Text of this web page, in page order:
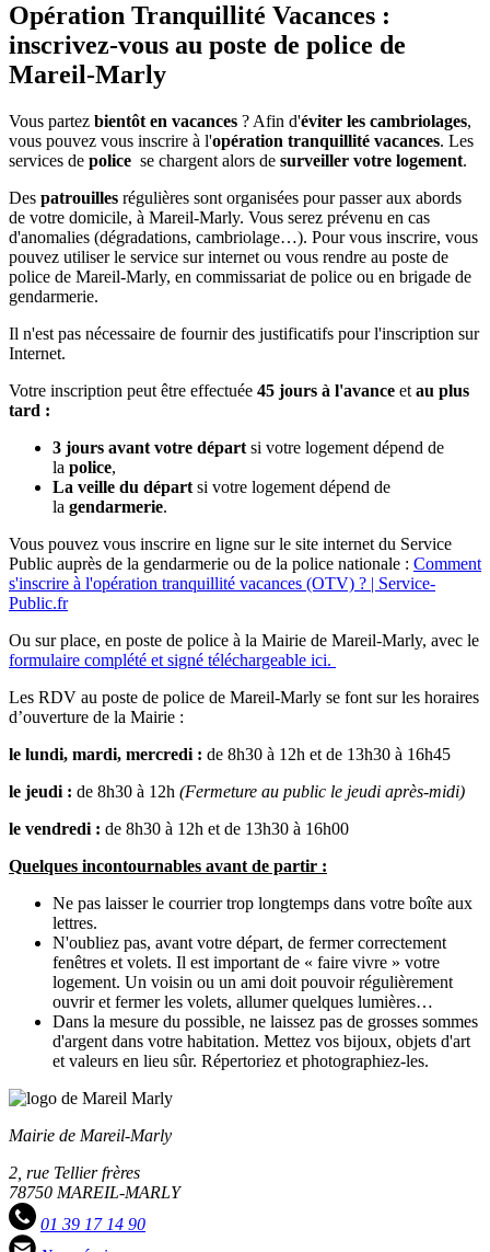
Opération Tranquillité Vacances :
inscrivez-vous au poste de police de
Mareil-Marly
Vous partez bientôt en vacances ? Afin d'éviter les cambriolages,
vous pouvez vous inscrire à l'opération tranquillité vacances. Les
services de police se chargent alors de surveiller votre logement.
Des patrouilles régulières sont organisées pour passer aux abords
de votre domicile, à Mareil-Marly. Vous serez prévenu en cas
d'anomalies (dégradations, cambriolage…). Pour vous inscrire, vous
pouvez utiliser le service sur internet ou vous rendre au poste de
police de Mareil-Marly, en commissariat de police ou en brigade de
gendarmerie.
Il n'est pas nécessaire de fournir des justificatifs pour l'inscription sur
Internet.
Votre inscription peut être effectuée 45 jours à l'avance et au plus
tard :
3 jours avant votre départ si votre logement dépend de
la police,
La veille du départ si votre logement dépend de
la gendarmerie.
Vous pouvez vous inscrire en ligne sur le site internet du Service
Public auprès de la gendarmerie ou de la police nationale : Comment
s'inscrire à l'opération tranquillité vacances (OTV) ? | Service-
Public.fr
Ou sur place, en poste de police à la Mairie de Mareil-Marly, avec le
formulaire complété et signé téléchargeable ici.
Les RDV au poste de police de Mareil-Marly se font sur les horaires
d’ouverture de la Mairie :
le lundi, mardi, mercredi : de 8h30 à 12h et de 13h30 à 16h45
le jeudi : de 8h30 à 12h (Fermeture au public le jeudi après-midi)
le vendredi : de 8h30 à 12h et de 13h30 à 16h00
Quelques incontournables avant de partir :
Ne pas laisser le courrier trop longtemps dans votre boîte aux
lettres.
N'oubliez pas, avant votre départ, de fermer correctement
fenêtres et volets. Il est important de « faire vivre » votre
logement. Un voisin ou un ami doit pouvoir régulièrement
ouvrir et fermer les volets, allumer quelques lumières…
Dans la mesure du possible, ne laissez pas de grosses sommes
d'argent dans votre habitation. Mettez vos bijoux, objets d'art
et valeurs en lieu sûr. Répertoriez et photographiez-les.
Mairie de Mareil-Marly
2, rue Tellier frères
78750 MAREIL-MARLY
01 39 17 14 90